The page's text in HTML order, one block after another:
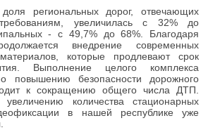
региональных дорог, отвечающих
увеличилась с 32% до
- с 49,7% до 68%. Благодаря
внедрение современных
которые продлевают срок
Выполнение целого комплекса
повышению безопасности дорожного
к сокращению общего числа ДТП.
количества стационарных
в нашей республике уже